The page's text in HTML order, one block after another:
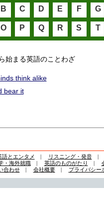
B C D E F G
O P Q R S T
始まる英語のことわざ
think alike
bear it
語とエンタメ | リスニング・発音|
・海外就職| 英語のものがたり |
合わせ| 会社概要| プライバシー